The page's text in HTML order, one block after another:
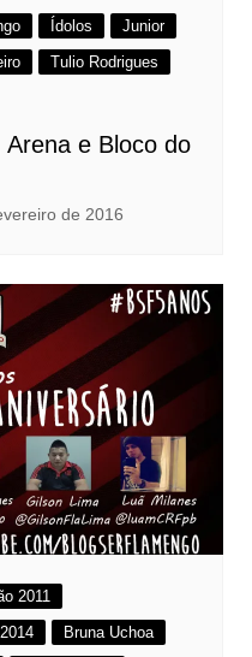
Ídolos
Junior
Tulio Rodrigues
e Bloco do
de 2016
2011
Bruna Uchoa